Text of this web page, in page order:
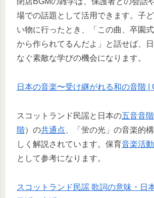
場での話題として活用できます。子
い物に行ったとき、「この曲、卒園
から作られてるんだよ」と話せば、
なぐ素敵な学びの機会になります。
日本の音楽〜受け継がれる和の音階 |
スコットランド民謡と日本の五音音階
階）の共通点 、「蛍の光」の音楽的
しく解説されています。保育音楽活動
として参考になります。
スコットランド民謡 歌詞の意味・日